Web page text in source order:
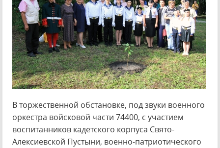
В торжественной обстановке, под звуки военного
оркестра войсковой части 74400, с участием
воспитанников кадетского корпуса Свято-
Алексиевской Пустыни, военно-патриотического